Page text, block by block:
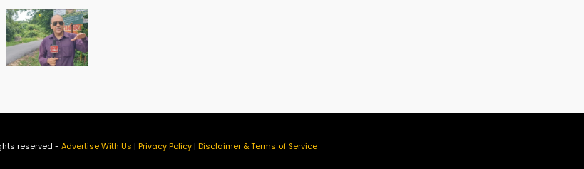
reserved - Advertise With Us | Privacy Policy| Disclaimer & Terms of Service